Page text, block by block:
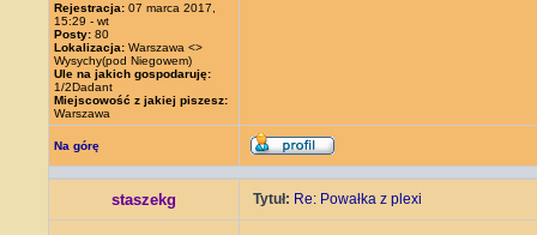
Rejestracja: 07 marca 2017,
15:29 - wt
Posty: 80
Lokalizacja: Warszawa <>
Wysychy(pod Niegowem)
Ule na jakich gospodaruję:
1/2Dadant
Miejscowość z jakiej piszesz:
Warszawa
Na górę
staszekg Tytuł: Re: Powałka z plexi